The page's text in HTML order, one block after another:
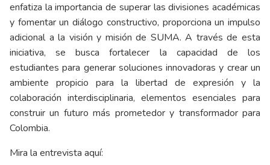
enfatiza la importancia de superar las divisiones académicas
y fomentar un diálogo constructivo, proporciona un impulso
adicional a la visión y misión de SUMA. A través de esta
iniciativa, se busca fortalecer la capacidad de los
estudiantes para generar soluciones innovadoras y crear un
ambiente propicio para la libertad de expresión y la
colaboración interdisciplinaria, elementos esenciales para
construir un futuro más prometedor y transformador para
Colombia.
Mira la entrevista aquí: